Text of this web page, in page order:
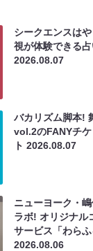
シークエンスは
視が体験できる
2026.08.07
バカリズム脚本!
vol.2のFANYチ
ト2026.08.07
ニューヨーク・
ラボ! オリジナル
サービス「わら
2026.08.06